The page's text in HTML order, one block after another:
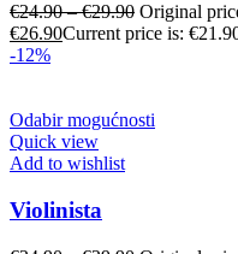
€24.90–€29.90 Original
€26.90Current price is:
-12%
Odabir mogućnosti
Quick view
Add to wishlist
Violinista